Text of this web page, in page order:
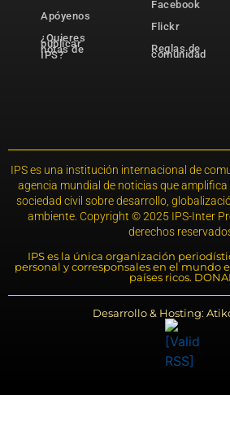
Apóyenos
¿Quieres
publicar
notas de
IPS?
Facebook
Flickr
Reglas de
comunidad
IPS es una institución internacional de
agencia mundial de noticias que amplifica
sociedad civil sobre desarrollo,
ambiente. Copyright © 2025 IPS-Inter
derechos
IPS es la única organización
personal y corresponsales en el mundo
países ricos.
Desarrollo & Hosting: